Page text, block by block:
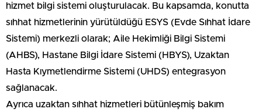
hizmet bilgi sistemi oluşturulacak. Bu kapsamda, konutta
sıhhat hizmetlerinin yürütüldüğü ESYS (Evde Sıhhat İdare
Sistemi) merkezli olarak; Aile Hekimliği Bilgi Sistemi
(AHBS), Hastane Bilgi İdare Sistemi (HBYS), Uzaktan
Hasta Kıymetlendirme Sistemi (UHDS) entegrasyon
sağlanacak.
Ayrıca uzaktan sıhhat hizmetleri bütünleşmiş bakım